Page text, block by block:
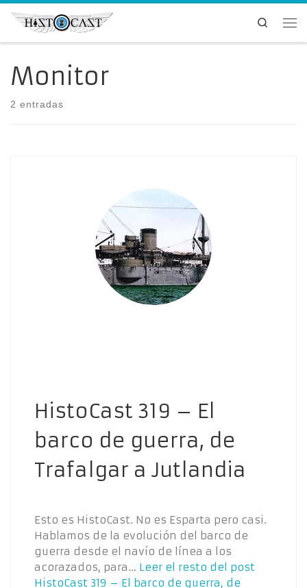
Saltar al contenido
Search
Monitor
2 entradas
HistoCast 319 – El
barco de guerra, de
Trafalgar a Jutlandia
Esto es HistoCast. No es Esparta pero casi.
Hablamos de la evolución del barco de
guerra desde el navío de línea a los
acorazados, para… Leer el resto del post
HistoCast 319 – El barco de guerra, de